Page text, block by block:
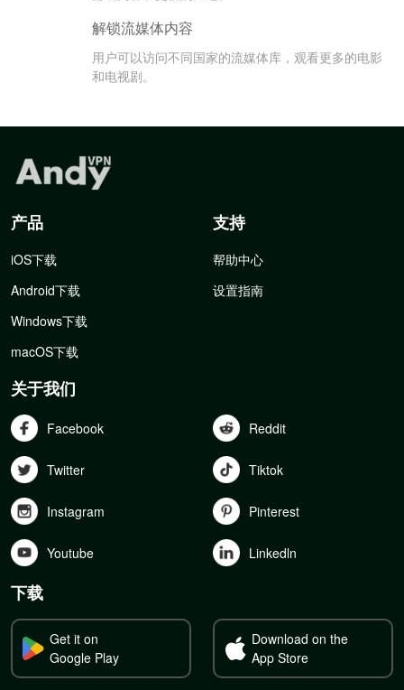
解锁流媒体内容
用户可以访问不同国家的流媒体库，观看更多的电影
和电视剧。
产品
iOS下载
Android下载
Windows下载
macOS下载
支持
帮助中心
设置指南
关于我们
Facebook Reddit
Twitter Tiktok
Instagram Pinterest
Youtube Linkedln
下载
Get it on
Google Play
Download on the
App Store